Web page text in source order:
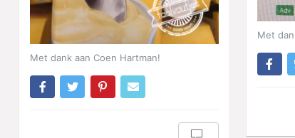
Met dank aan Coen Hartman!
Met